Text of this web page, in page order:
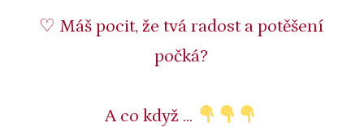
♡ Máš pocit, že tvá radost a potěšení
počká?
A co když ...